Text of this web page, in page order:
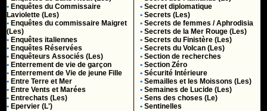
• Enquêtes du Commissaire
Laviolette (Les)
• Enquêtes du commissaire Maigret
(Les)
• Enquêtes italiennes
• Enquêtes Réservées
• Enquêteurs Associés (Les)
• Enterrement de vie de garçon
• Enterrement de Vie de jeune Fille
• Entre Terre et Mer
• Entre Vents et Marées
• Entrechats (Les)
• Epervier (L')
• Secret diplomatique
• Secrets (Les)
• Secrets de femmes / Aphrodisia
• Secrets de la Mer Rouge (Les)
• Secrets du Finistère (Les)
• Secrets du Volcan (Les)
• Section de recherches
• Section Zéro
• Sécurité Intérieure
• Semailles et les Moissons (Les)
• Semaines de Lucide (Les)
• Sens des choses (Le)
• Sentinelles